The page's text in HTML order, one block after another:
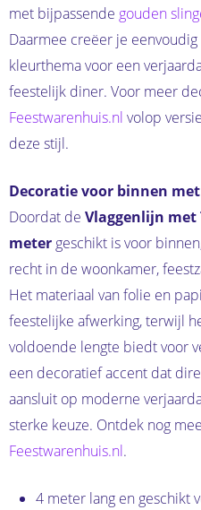
met bijpassende gouden
Daarmee creëer je
kleurthema voor een
feestelijk diner. Voor meer
Feestwarenhuis.nl volop
deze stijl.
Decoratie voor binnen
Doordat de Vlaggenlijn met
metergeschikt is voor
recht in de woonkamer,
Het materiaal van folie en
feestelijke afwerking, terwijl
voldoende lengte biedt voor
een decoratief accent dat
aansluit op moderne
sterke keuze. Ontdek nog
Feestwarenhuis.nl.
4 meter lang en geschikt